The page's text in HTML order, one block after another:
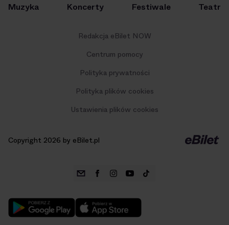
Muzyka Koncerty Festiwale Teatr
Redakcja eBilet NOW
Centrum pomocy
Polityka prywatności
Polityka plików cookies
Ustawienia plików cookies
Copyright 2026 by eBilet.pl